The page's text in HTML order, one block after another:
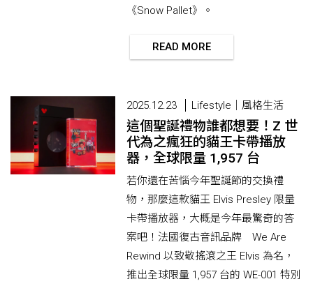
《Snow Pallet》。
READ MORE
2025.12.23 Lifestyle｜風格生活
這個聖誕禮物誰都想要！Z 世
代為之瘋狂的貓王卡帶播放
器，全球限量 1,957 台
若你還在苦惱今年聖誕節的交換禮
物，那麼這款貓王 Elvis Presley 限量
卡帶播放器，大概是今年最驚奇的答
案吧！法國復古音訊品牌 We Are
Rewind 以致敬搖滾之王 Elvis 為名，
推出全球限量 1,957 台的 WE-001 特別